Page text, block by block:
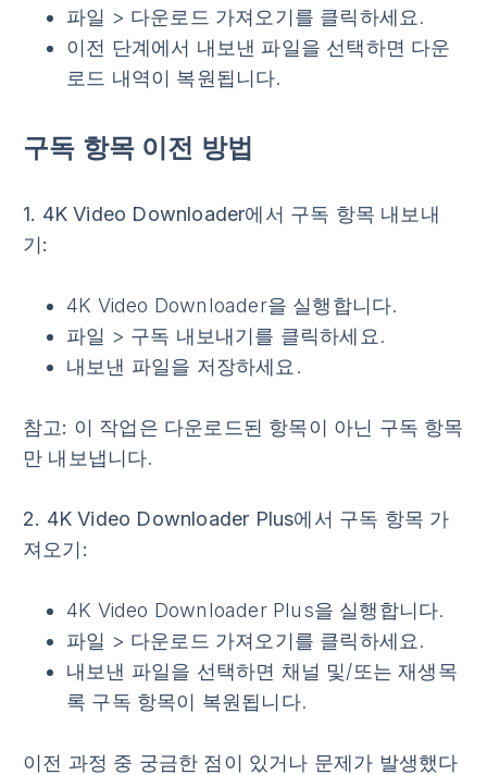
파일 > 다운로드 가져오기를 클릭하세요.
이전 단계에서 내보낸 파일을 선택하면 다운
로드 내역이 복원됩니다.
구독 항목 이전 방법
1. 4K Video Downloader에서 구독 항목 내보내
기:
4K Video Downloader을 실행합니다.
파일 > 구독 내보내기를 클릭하세요.
내보낸 파일을 저장하세요.
참고: 이 작업은 다운로드된 항목이 아닌 구독 항목
만 내보냅니다.
2. 4K Video Downloader Plus에서 구독 항목 가
져오기:
4K Video Downloader Plus을 실행합니다.
파일 > 다운로드 가져오기를 클릭하세요.
내보낸 파일을 선택하면 채널 및/또는 재생목
록 구독 항목이 복원됩니다.
이전 과정 중 궁금한 점이 있거나 문제가 발생했다